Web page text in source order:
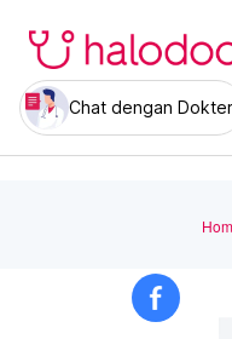
Chat dengan Dokter